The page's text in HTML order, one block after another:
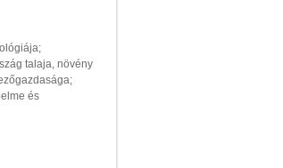
talaja, növény
és